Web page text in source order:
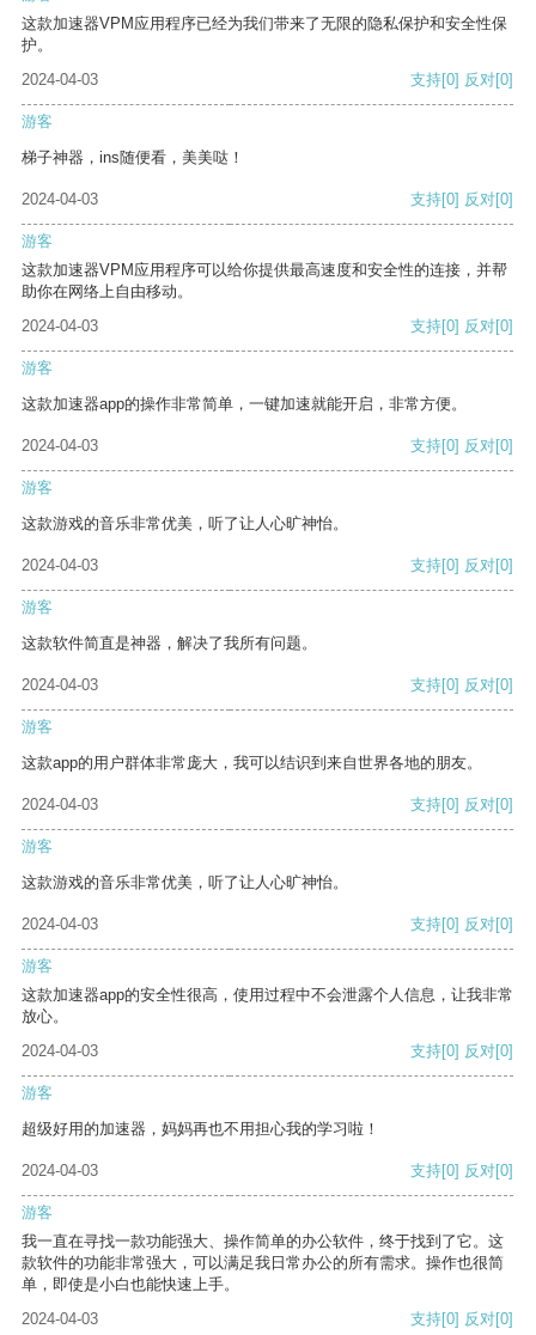
这款加速器VPM应用程序已经为我们带来了无限的隐私保护和安全性保
护。
2024-04-03
支持[0] 反对[0]
游客
梯子神器，ins随便看，美美哒！
2024-04-03 支持[0] 反对[0]
游客
这款加速器VPM应用程序可以给你提供最高速度和安全性的连接，并帮
助你在网络上自由移动。
2024-04-03
支持[0] 反对[0]
游客
这款加速器app的操作非常简单，一键加速就能开启，非常方便。
2024-04-03 支持[0] 反对[0]
游客
这款游戏的音乐非常优美，听了让人心旷神怡。
2024-04-03 支持[0] 反对[0]
游客
这款软件简直是神器，解决了我所有问题。
2024-04-03 支持[0] 反对[0]
游客
这款app的用户群体非常庞大，我可以结识到来自世界各地的朋友。
2024-04-03 支持[0] 反对[0]
游客
这款游戏的音乐非常优美，听了让人心旷神怡。
2024-04-03 支持[0] 反对[0]
游客
这款加速器app的安全性很高，使用过程中不会泄露个人信息，让我非常
放心。
2024-04-03
支持[0] 反对[0]
游客
超级好用的加速器，妈妈再也不用担心我的学习啦！
2024-04-03 支持[0] 反对[0]
游客
我一直在寻找一款功能强大、操作简单的办公软件，终于找到了它。这
款软件的功能非常强大，可以满足我日常办公的所有需求。操作也很简
单，即使是小白也能快速上手。
2024-04-03
支持[0] 反对[0]